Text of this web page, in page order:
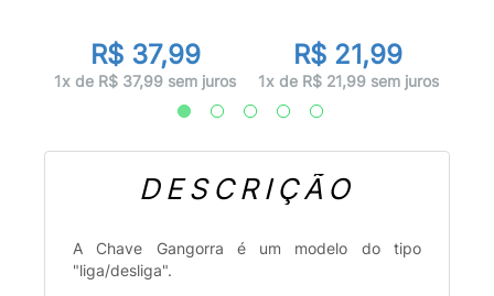
R$ 37,99
1x de R$ 37,99 sem juros
R$ 21,99
1x de R$ 21,99 sem juros
DESCRIÇÃO
A Chave Gangorra é um modelo do tipo
"liga/desliga".